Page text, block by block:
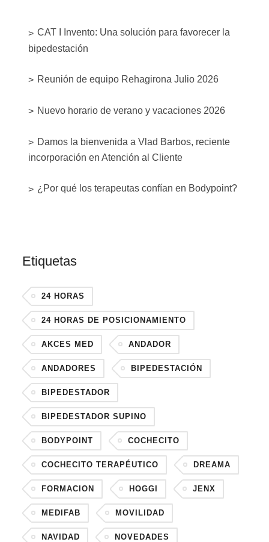
CAT I Invento: Una solución para favorecer la
bipedestación
Reunión de equipo Rehagirona Julio 2026
Nuevo horario de verano y vacaciones 2026
Damos la bienvenida a Vlad Barbos, reciente
incorporación en Atención al Cliente
¿Por qué los terapeutas confían en Bodypoint?
Etiquetas
24 HORAS
24 HORAS DE POSICIONAMIENTO
AKCES MED ANDADOR
ANDADORES BIPEDESTACIÓN
BIPEDESTADOR
BIPEDESTADOR SUPINO
BODYPOINT COCHECITO
COCHECITO TERAPÉUTICO DREAMA
FORMACION HOGGI JENX
MEDIFAB MOVILIDAD
NAVIDAD NOVEDADES